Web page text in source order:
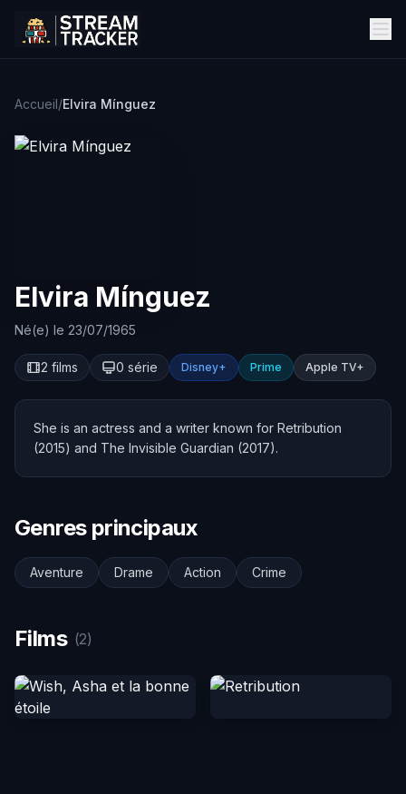
Accueil/Elvira Mínguez
Elvira Mínguez
Né(e) le 23/07/1965
2 films 0 série Disney+ Prime Apple TV+
She is an actress and a writer known for Retribution
(2015) and The Invisible Guardian (2017).
Genres principaux
Aventure Drame Action Crime
Films (2)